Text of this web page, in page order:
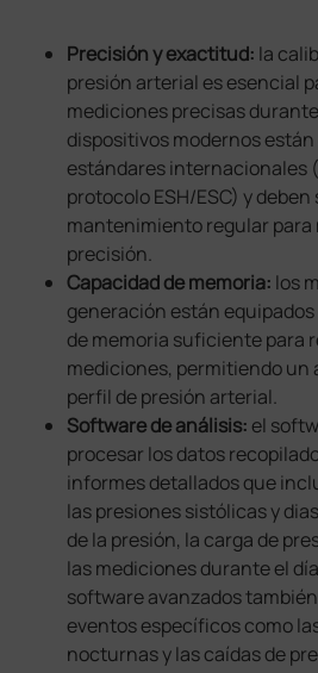
Precisión y exactitud: la
presión arterial es esencial
mediciones precisas
dispositivos modernos
estándares internacionales
protocolo ESH/ESC) y
mantenimiento regular para
precisión.
Capacidad de memoria: los
generación están
de memoria suficiente para
mediciones, permitiendo un
perfil de presión arterial.
Software de análisis: el
procesar los datos
informes detallados que
las presiones sistólicas y
de la presión, la carga de
las mediciones durante el
software avanzados
eventos específicos como
nocturnas y las caídas de